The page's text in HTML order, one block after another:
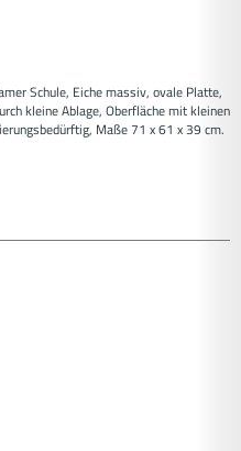
Schule, Eiche massiv, ovale Platte,
kleine Ablage, Oberfläche mit kleinen
Maße 71 x 61 x 39 cm.